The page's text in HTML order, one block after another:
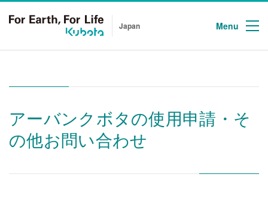
Japan Menu
アーバンクボタの使用申請・そ
の他お問い合わせ